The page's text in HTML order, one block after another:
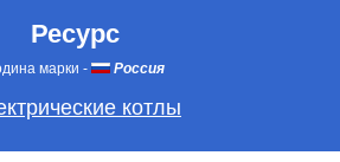
Ресурс
марки - Россия
котлы